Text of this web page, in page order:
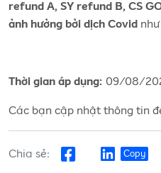
refund A, SY refund B, CS
ảnh hưởng bởi dịch Covid
Thời gian áp dụng: 09/08/
Các bạn cập nhật thông tin
Chia sẻ: Copy